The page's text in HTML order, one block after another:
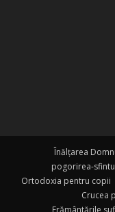
Înălțarea
pogorirea-
Ortodoxia pentru copii
Crucea